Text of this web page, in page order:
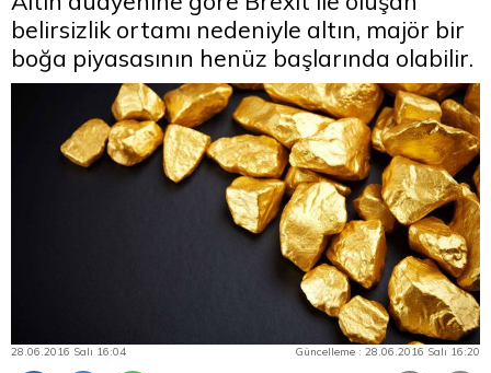
belirsizlik ortamı nedeniyle altın, majör bir
boğa piyasasının henüz başlarında olabilir.
28.06.2016 Salı 16:04 Güncelleme : 28.06.2016 Salı 16:20